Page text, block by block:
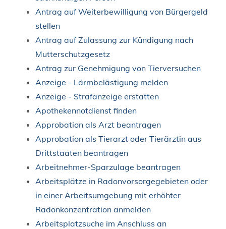
Antrag auf Weiterbewilligung von Bürgergeld
stellen
Antrag auf Zulassung zur Kündigung nach
Mutterschutzgesetz
Antrag zur Genehmigung von Tierversuchen
Anzeige - Lärmbelästigung melden
Anzeige - Strafanzeige erstatten
Apothekennotdienst finden
Approbation als Arzt beantragen
Approbation als Tierarzt oder Tierärztin aus
Drittstaaten beantragen
Arbeitnehmer-Sparzulage beantragen
Arbeitsplätze in Radonvorsorgegebieten oder
in einer Arbeitsumgebung mit erhöhter
Radonkonzentration anmelden
Arbeitsplatzsuche im Anschluss an